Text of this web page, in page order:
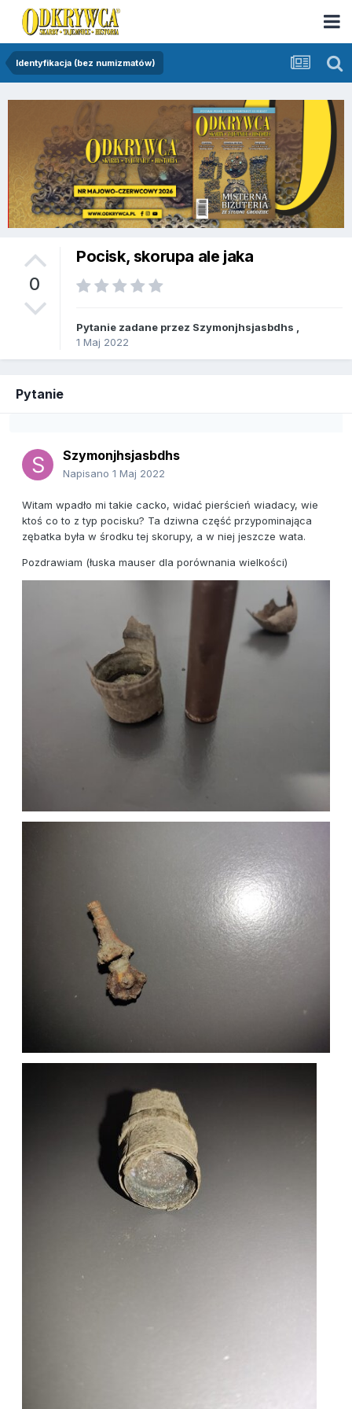
Identyfikacja (bez numizmatów)
0
Pocisk, skorupa ale jaka
Pytanie zadane przez Szymonjhsjasbdhs
1 Maj 2022
Pytanie
Szymonjhsjasbdhs
Napisano 1 Maj 2022
Witam wpadło mi takie cacko, widać pierścień wiadacy, wie
ktoś co to z typ pocisku? Ta dziwna część przypominająca
zębatka była w środku tej skorupy, a w niej jeszcze wata.
Pozdrawiam (łuska mauser dla porównania wielkości)